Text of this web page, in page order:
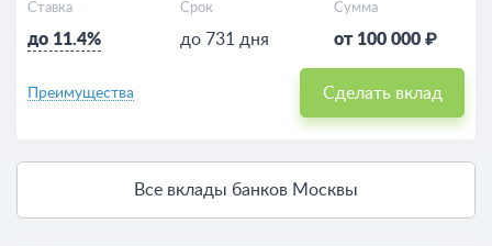
Ставка
до 11.4%
Срок
до 731 дня
Сумма
от 100 000 ₽
Преимущества Сделать вклад
Все вклады банков Москвы